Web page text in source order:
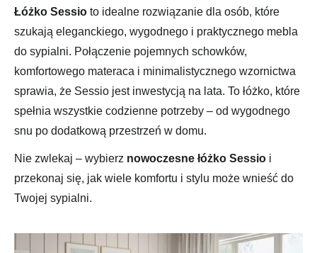
Łóżko Sessio to idealne rozwiązanie dla osób, które
szukają eleganckiego, wygodnego i praktycznego mebla
do sypialni. Połączenie pojemnych schowków,
komfortowego materaca i minimalistycznego wzornictwa
sprawia, że Sessio jest inwestycją na lata. To łóżko, które
spełnia wszystkie codzienne potrzeby – od wygodnego
snu po dodatkową przestrzeń w domu.
Nie zwlekaj – wybierz nowoczesne łóżko Sessio i
przekonaj się, jak wiele komfortu i stylu może wnieść do
Twojej sypialni.